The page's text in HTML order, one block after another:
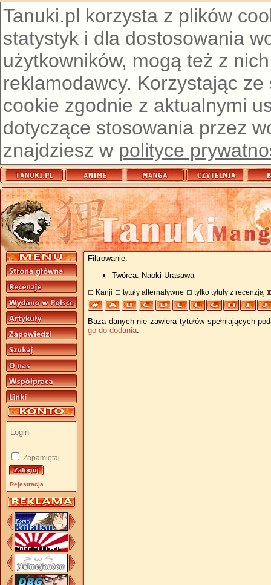
Tanuki.pl korzysta z plików
statystyk i dla dostosowania
użytkowników, mogą też z
reklamodawcy. Korzystając
cookie zgodnie z aktualnymi
dotyczące stosowania przez
znajdziesz w polityce
Zapamiętaj
Rejestracja
Filtrowanie:
Twórca: Naoki Urasawa
Kanji tytuły alternatywne tylko tytuły z recenzją
Baza danych nie zawiera tytułów spełniających
go do dodania.